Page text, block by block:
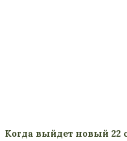
Когда выйдет новый 22